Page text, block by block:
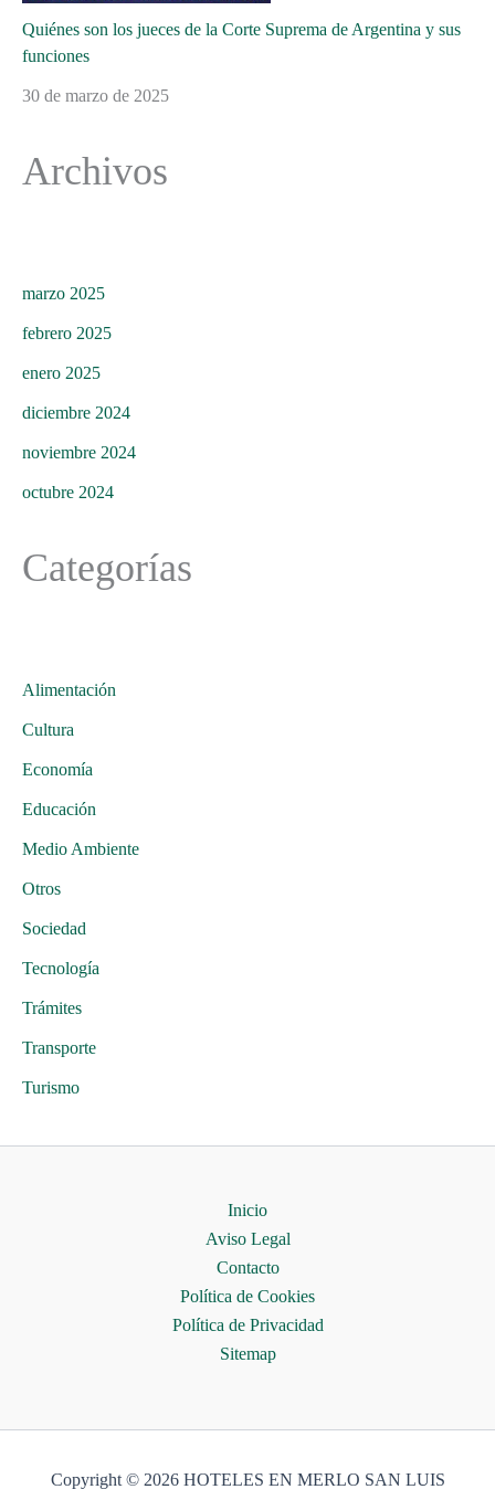
Quiénes son los jueces de la Corte Suprema de Argentina y sus
funciones
30 de marzo de 2025
Archivos
marzo 2025
febrero 2025
enero 2025
diciembre 2024
noviembre 2024
octubre 2024
Categorías
Alimentación
Cultura
Economía
Educación
Medio Ambiente
Otros
Sociedad
Tecnología
Trámites
Transporte
Turismo
Inicio
Aviso Legal
Contacto
Política de Cookies
Política de Privacidad
Sitemap
Copyright © 2026 HOTELES EN MERLO SAN LUIS